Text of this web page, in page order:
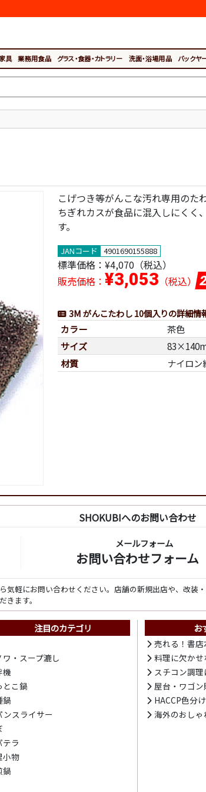
具 業務用食品 グラス・食器・カトラリー 洗面・浴場用品 バックヤ
こげつき等がんこな汚れ専用のた
ちぎれカスが食品に混入しにくく
す。
JANコード 4901690155888
標準価格： ¥4,070（税込）
販売価格： ¥3,053 （税込）
3M がんこたわし 10個入りの詳細情
カラー
茶色
サイズ
材質
ナイロ
SHOKUBIへのお問い合わせ
メールフォーム
お問い合わせフォーム
気軽にお問い合わせください。店舗の新規出店や、改装
ます。
注目のカテゴリ
ワ・スープ漉し
機
とこ鍋
鍋
ンスライサー
テラ
小物
鍋
お
売れる！書
料理に欠か
スチコン調
屋台・ワゴ
HACCP色分
海外のおし